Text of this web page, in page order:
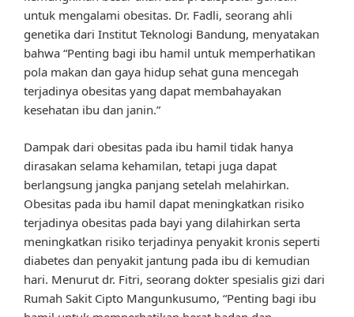
untuk mengalami obesitas. Dr. Fadli, seorang ahli
genetika dari Institut Teknologi Bandung, menyatakan
bahwa “Penting bagi ibu hamil untuk memperhatikan
pola makan dan gaya hidup sehat guna mencegah
terjadinya obesitas yang dapat membahayakan
kesehatan ibu dan janin.”
Dampak dari obesitas pada ibu hamil tidak hanya
dirasakan selama kehamilan, tetapi juga dapat
berlangsung jangka panjang setelah melahirkan.
Obesitas pada ibu hamil dapat meningkatkan risiko
terjadinya obesitas pada bayi yang dilahirkan serta
meningkatkan risiko terjadinya penyakit kronis seperti
diabetes dan penyakit jantung pada ibu di kemudian
hari. Menurut dr. Fitri, seorang dokter spesialis gizi dari
Rumah Sakit Cipto Mangunkusumo, “Penting bagi ibu